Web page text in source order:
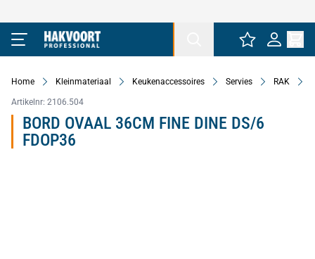
Ga naar de inhoud
Home Kleinmateriaal Keukenaccessoires Servies RAK
Artikelnr: 2106.504
BORD OVAAL 36CM FINE DINE DS/6
FDOP36